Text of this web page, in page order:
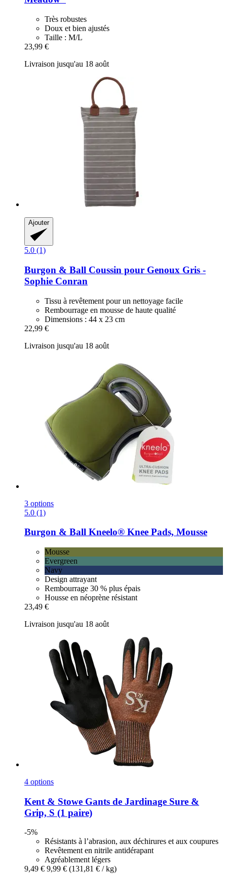
Très robustes
Doux et bien ajustés
Taille : M/L
23,99 €
Livraison jusqu'au 18 août
Ajouter
5.0 (1)
Burgon & Ball Coussin pour Genoux Gris -​
Sophie Conran
Tissu à revêtement pour un nettoyage facile
Rembourrage en mousse de haute qualité
Dimensions : 44 x 23 cm
22,99 €
Livraison jusqu'au 18 août
3 options
5.0 (1)
Burgon & Ball Kneelo® Knee Pads, Mousse
Mousse
Evergreen
Navy
Design attrayant
Rembourrage 30 % plus épais
Housse en néoprène résistant
23,49 €
Livraison jusqu'au 18 août
4 options
Kent & Stowe Gants de Jardinage Sure &
Grip, S (1 paire)
-5%
Résistants à l’abrasion, aux déchirures et aux coupures
Revêtement en nitrile antidérapant
Agréablement légers
9,49 € 9,99 € (131,81 € / kg)